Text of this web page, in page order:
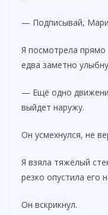
— Подписывай,
Я посмотрела прямо
едва заметно
— Ещё одно
выйдет наружу.
Он усмехнулся, не
Я взяла тяжёлый
резко опустила его
Он вскрикнул.